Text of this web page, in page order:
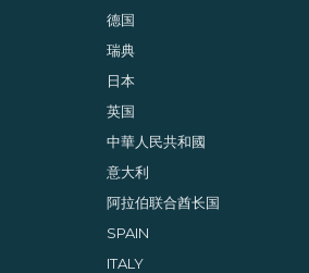
德国
瑞典
日本
英国
中華人民共和國
意大利
阿拉伯联合酋长国
SPAIN
ITALY